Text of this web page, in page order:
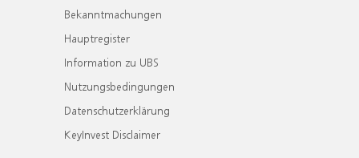
Bekanntmachungen
Hauptregister
Information zu UBS
Nutzungsbedingungen
Datenschutzerklärung
KeyInvest Disclaimer